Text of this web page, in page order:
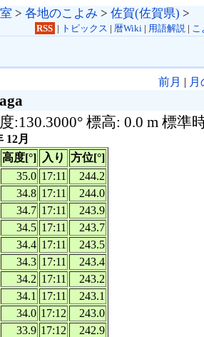
> 各地のこよみ > 佐賀(佐賀県) >
RSS | トピックス | 暦Wiki| 用語解説| こ
前月 |
:130.3000° 標高: 0.0 m 標準
12月
高度[°] 入り
方位[°]
35.0 17:11
244.2
34.8 17:11
244.0
34.7 17:11
243.9
34.5 17:11
243.7
34.4 17:11
243.5
34.3 17:11
243.4
34.2 17:11
243.2
34.1 17:11
243.1
34.0 17:12
243.0
33.9 17:12
242.9